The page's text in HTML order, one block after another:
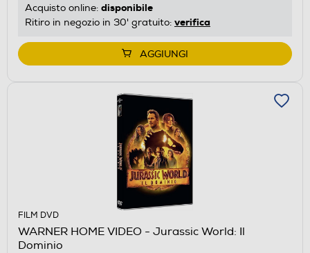
Acquisto online: disponibile
Ritiro in negozio in 30' gratuito: verifica
AGGIUNGI
FILM DVD
WARNER HOME VIDEO - Jurassic World: Il
Dominio